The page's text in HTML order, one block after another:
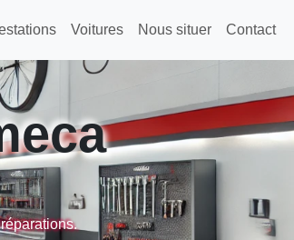
Voitures Nous situer Contact